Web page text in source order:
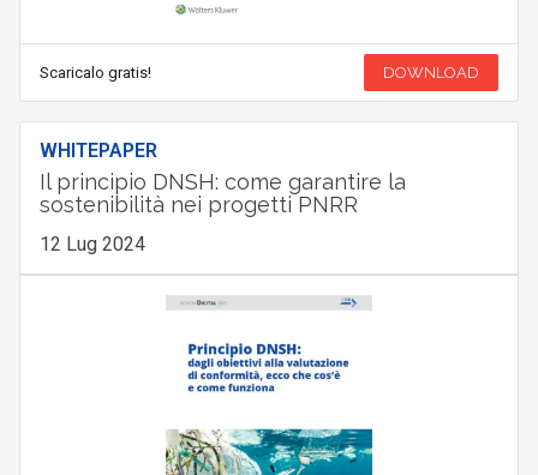
Scaricalo gratis! DOWNLOAD
WHITEPAPER
Il principio DNSH: come garantire la
sostenibilità nei progetti PNRR
12 Lug 2024